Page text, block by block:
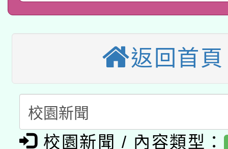
本館辦理115年度閱讀
暨閱讀推動專業研習
科技賦能─人工智慧
A3數位素養講師名單
「數位內容與教學軟體
pilot」
有關大陸委員會函釋公
薪期間赴陸應申請許可
轉知經濟部水利署委託
返回首頁
校園新聞 / 內容類型：